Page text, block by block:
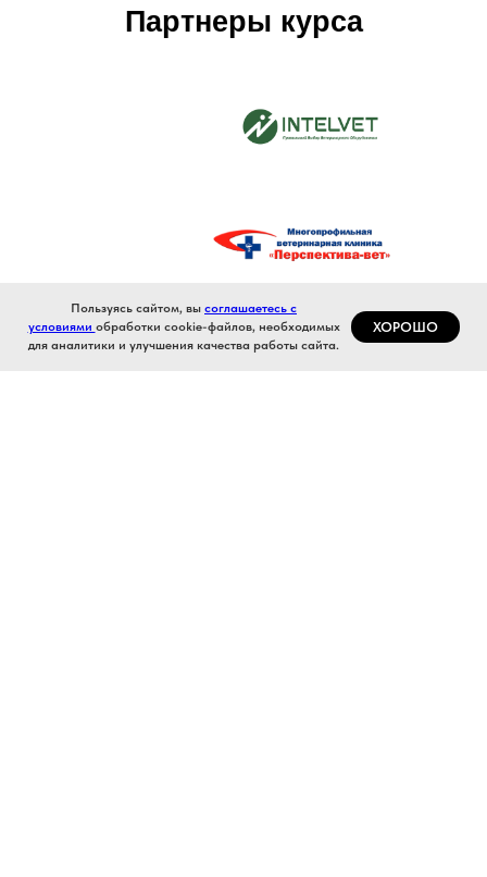
Партнеры курса
Пользуясь сайтом, вы соглашаетесь с
условиями обработки cookie-файлов, необходимых
для аналитики и улучшения качества работы сайта.
ХОРОШО